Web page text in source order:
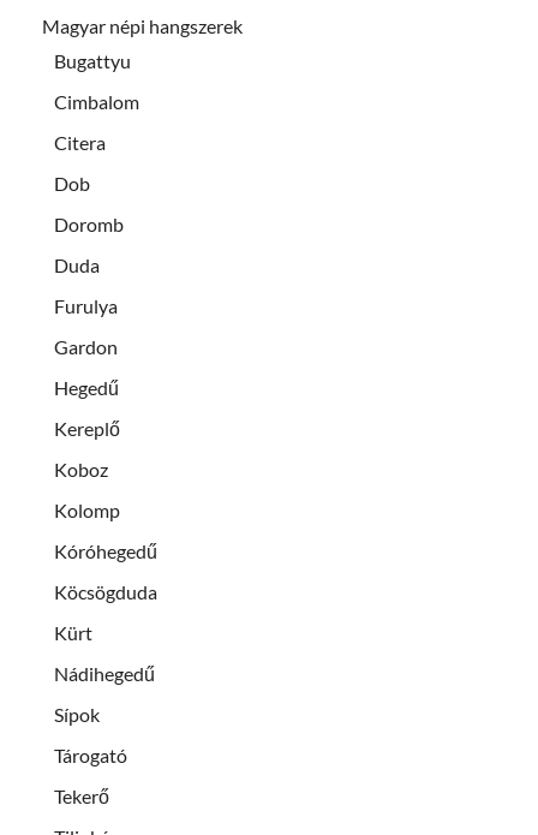
Magyar népi hangszerek
Bugattyu
Cimbalom
Citera
Dob
Doromb
Duda
Furulya
Gardon
Hegedű
Kereplő
Koboz
Kolomp
Kóróhegedű
Köcsögduda
Kürt
Nádihegedű
Sípok
Tárogató
Tekerő